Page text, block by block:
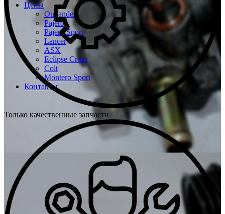
Цены
Outlander
Pajero
Pajero Sport
Lancer
ASX
Eclipse Cross
Colt
Montero Sport
Контакты
Только качественные запчасти